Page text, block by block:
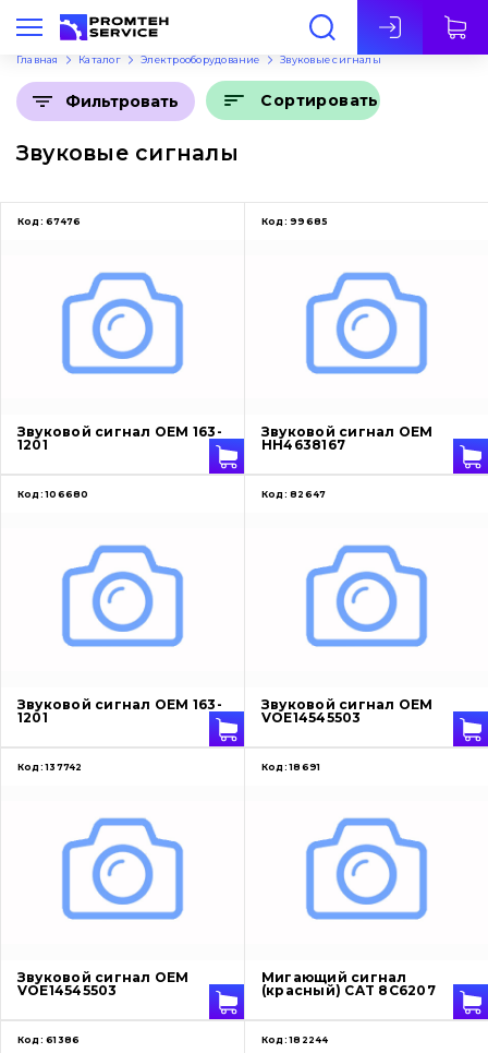
Рус
Главная Каталог Электрооборудование Звуковые сигналы
Звуковые сигналы
Фильтровать Сортировать
Код: 67476
Звуковой сигнал OEM 163-
1201
Код: 99685
Звуковой сигнал OEM
HH4638167
Код: 106680
Звуковой сигнал OEM 163-
1201
Код: 82647
Звуковой сигнал OEM
VOE14545503
Код: 137742
Звуковой сигнал OEM
VOE14545503
Код: 18691
Мигающий сигнал
(красный) CAT 8C6207
Код: 61386 Код: 182244